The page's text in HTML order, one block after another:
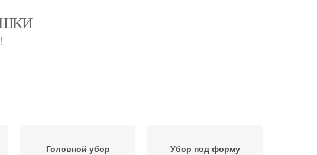
Головной убор Убор под форму